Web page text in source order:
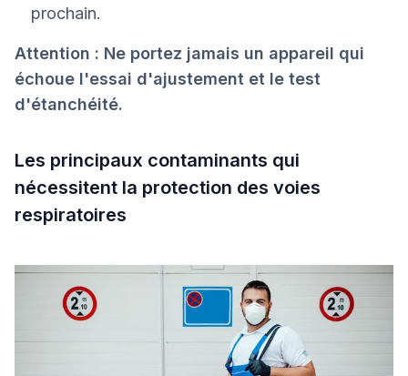
prochain.
Attention : Ne portez jamais un appareil qui
échoue l'essai d'ajustement et le test
d'étanchéité.
Les principaux contaminants qui
nécessitent la protection des voies
respiratoires